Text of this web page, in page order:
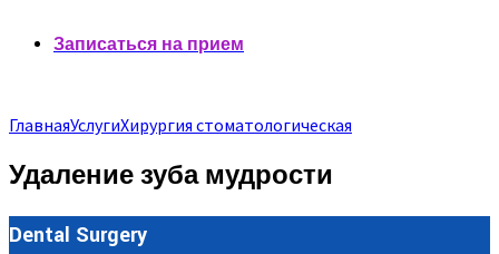
Записаться на прием
ГлавнаяУслугиХирургия стоматологическая
Удаление зуба мудрости
Dental Surgery